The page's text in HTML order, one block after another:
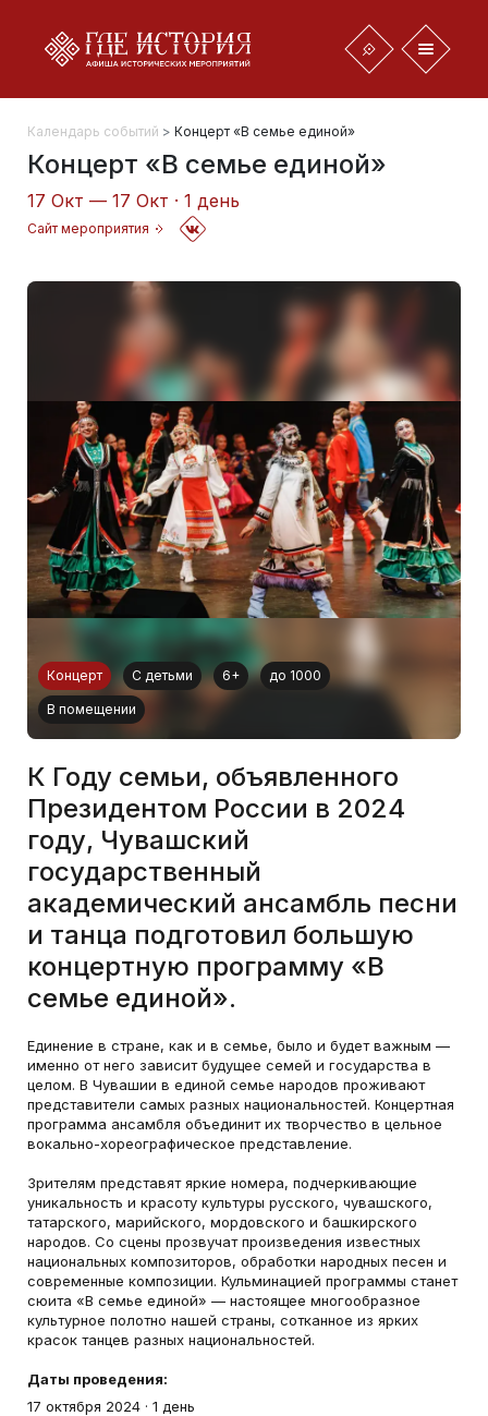
Календарь событий > Концерт «В семье единой»
Концерт «В семье единой»
17 Окт — 17 Окт · 1 день
Сайт мероприятия
Концерт С детьми 6+ до 1000
В помещении
К Году семьи, объявленного
Президентом России в 2024
году, Чувашский
государственный
академический ансамбль песни
и танца подготовил большую
концертную программу «В
семье единой».
Единение в стране, как и в семье, было и будет важным —
именно от него зависит будущее семей и государства в
целом. В Чувашии в единой семье народов проживают
представители самых разных национальностей. Концертная
программа ансамбля объединит их творчество в цельное
вокально-хореографическое представление.
Зрителям представят яркие номера, подчеркивающие
уникальность и красоту культуры русского, чувашского,
татарского, марийского, мордовского и башкирского
народов. Со сцены прозвучат произведения известных
национальных композиторов, обработки народных песен и
современные композиции. Кульминацией программы станет
сюита «В семье единой» — настоящее многообразное
культурное полотно нашей страны, сотканное из ярких
красок танцев разных национальностей.
Даты проведения:
17 октября 2024 · 1 день